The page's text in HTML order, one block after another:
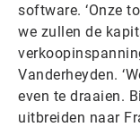
software. ‘Onze
we zullen de
Vanderheyden.
even te draaien.
uitbreiden naar